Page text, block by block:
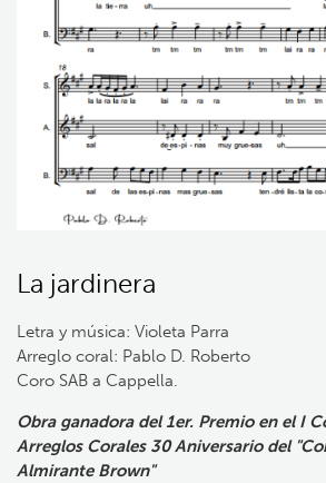
La jardinera
Letra y música: Violeta Parra
Arreglo coral: Pablo D. Roberto
Coro SAB a Cappella.
Obra ganadora del 1er. Premio en el I
Arreglos Corales 30 Aniversario del
Almirante Brown"